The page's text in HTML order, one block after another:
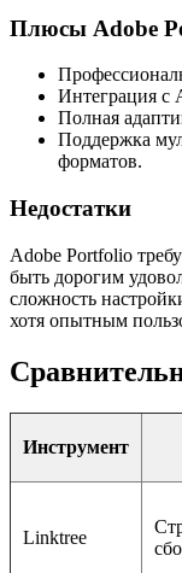
Плюсы Adobe
Интеграция с
Полная
Поддержка
форматов.
Недостатки
Adobe Portfolio
быть дорогим
сложность
хотя опытным
Инструмент
Linktree